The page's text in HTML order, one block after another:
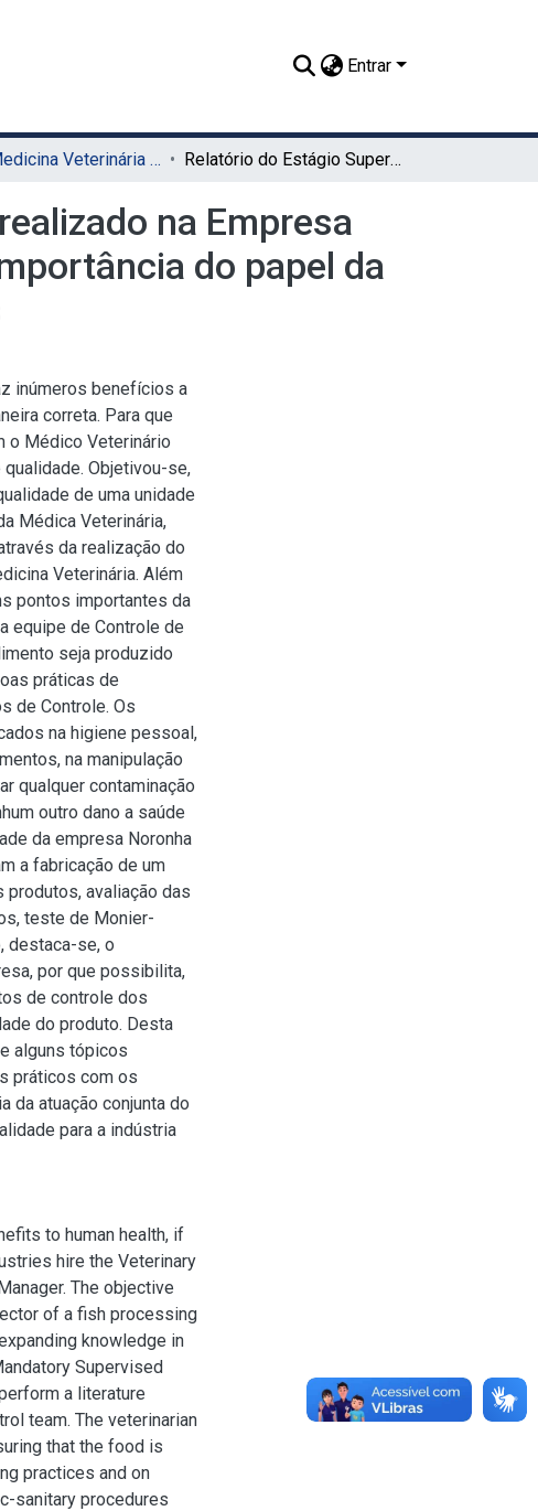
Entrar
TCC - Medicina Veterinária (Sede) Relatório do Estágio Supervisionado Obrigatório, realizado na Empresa Noronha Pescados, localizada em Recife - PE. A importância do papel da equipe de qualidade para a indústria de pescados
na Empresa
do papel da
inúmeros benefícios a
correta. Para que
o Médico Veterinário
Objetivou-se,
de uma unidade
Médica Veterinária,
da realização do
Veterinária. Além
pontos importantes da
equipe de Controle de
seja produzido
práticas de
de Controle. Os
na higiene pessoal,
na manipulação
qualquer contaminação
outro dano a saúde
da empresa Noronha
a fabricação de um
produtos, avaliação das
teste de Monier-
destaca-se, o
por que possibilita,
de controle dos
do produto. Desta
alguns tópicos
práticos com os
da atuação conjunta do
para a indústria
to human health, if
hire the Veterinary
The objective
of a fish processing
knowledge in
Supervised
a literature
team. The veterinarian
that the food is
practices and on
sanitary procedures